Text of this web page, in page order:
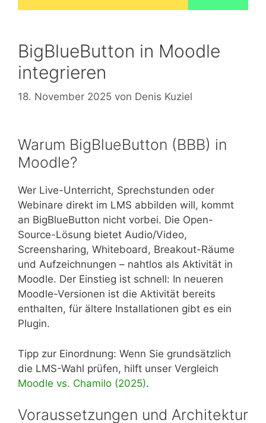
BigBlueButton in Moodle
integrieren
18. November 2025 von Denis Kuziel
Warum BigBlueButton (BBB) in
Moodle?
Wer Live-Unterricht, Sprechstunden oder
Webinare direkt im LMS abbilden will, kommt
an BigBlueButton nicht vorbei. Die Open-
Source-Lösung bietet Audio/Video,
Screensharing, Whiteboard, Breakout-Räume
und Aufzeichnungen – nahtlos als Aktivität in
Moodle. Der Einstieg ist schnell: In neueren
Moodle-Versionen ist die Aktivität bereits
enthalten, für ältere Installationen gibt es ein
Plugin.
Tipp zur Einordnung: Wenn Sie grundsätzlich
die LMS-Wahl prüfen, hilft unser Vergleich
Moodle vs. Chamilo (2025).
Voraussetzungen und Architektur